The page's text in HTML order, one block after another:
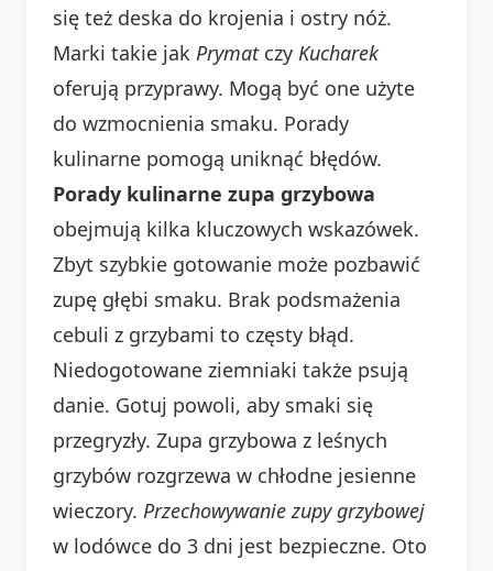
się też deska do krojenia i ostry nóż.
Marki takie jak Prymatczy Kucharek
oferują przyprawy. Mogą być one użyte
do wzmocnienia smaku. Porady
kulinarne pomogą uniknąć błędów.
Porady kulinarne zupa grzybowa
obejmują kilka kluczowych wskazówek.
Zbyt szybkie gotowanie może pozbawić
zupę głębi smaku. Brak podsmażenia
cebuli z grzybami to częsty błąd.
Niedogotowane ziemniaki także psują
danie. Gotuj powoli, aby smaki się
przegryzły. Zupa grzybowa z leśnych
grzybów rozgrzewa w chłodne jesienne
wieczory. Przechowywanie zupy grzybowej
w lodówce do 3 dni jest bezpieczne. Oto